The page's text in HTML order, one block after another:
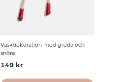
Väskdekoration med groda och
snöre
149 kr